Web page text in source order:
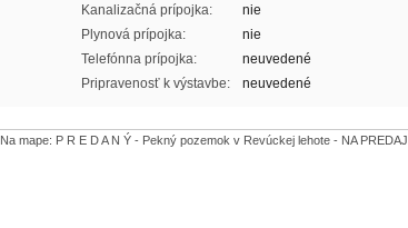
Kanalizačná prípojka:
nie
Plynová prípojka:
nie
Telefónna prípojka:
neuvedené
Pripravenosť k výstavbe:
neuvedené
Na mape: P R E D A N Ý - Pekný pozemok v Revúckej lehote - NA PREDAJ